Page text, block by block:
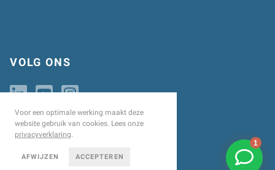
Voor een optimale werking maakt deze
website gebruik van cookies. Lees onze
privacyverklaring.
AFWIJZEN ACCEPTEREN
VOLG ONS